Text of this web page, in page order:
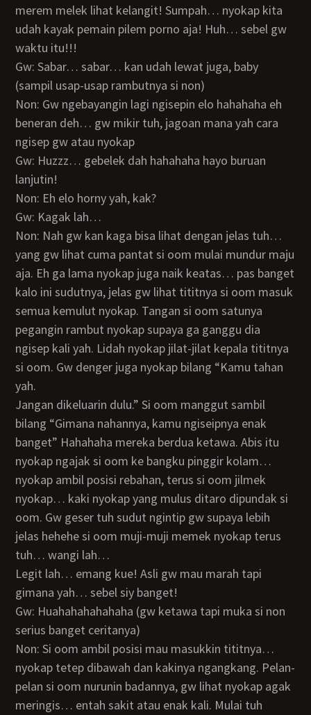
merem melek lihat kelangit! Sumpah… nyokap kita
udah kayak pemain pilem porno aja! Huh… sebel gw
waktu itu!!!
Gw: Sabar… sabar… kan udah lewat juga, baby
(sampil usap-usap rambutnya si non)
Non: Gw ngebayangin lagi ngisepin elo hahahaha eh
beneran deh… gw mikir tuh, jagoan mana yah cara
ngisep gw atau nyokap
Gw: Huzzz… gebelek dah hahahaha hayo buruan
lanjutin!
Non: Eh elo horny yah, kak?
Gw: Kagak lah…
Non: Nah gw kan kaga bisa lihat dengan jelas tuh…
yang gw lihat cuma pantat si oom mulai mundur maju
aja. Eh ga lama nyokap juga naik keatas… pas banget
kalo ini sudutnya, jelas gw lihat tititnya si oom masuk
semua kemulut nyokap. Tangan si oom satunya
pegangin rambut nyokap supaya ga ganggu dia
ngisep kali yah. Lidah nyokap jilat-jilat kepala tititnya
si oom. Gw denger juga nyokap bilang “Kamu tahan
yah.
jangan dikeluarin dulu.” Si oom manggut sambil
bilang “Gimana nahannya, kamu ngiseipnya enak
banget” Hahahaha mereka berdua ketawa. Abis itu
nyokap ngajak si oom ke bangku pinggir kolam…
nyokap ambil posisi rebahan, terus si oom jilmek
nyokap… kaki nyokap yang mulus ditaro dipundak si
oom. Gw geser tuh sudut ngintip gw supaya lebih
jelas hehehe si oom muji-muji memek nyokap terus
tuh… wangi lah…
legit lah… emang kue! Asli gw mau marah tapi
gimana yah… sebel siy banget!
Gw: Huahahahahahaha (gw ketawa tapi muka si non
serius banget ceritanya)
Non: Si oom ambil posisi mau masukkin tititnya…
nyokap tetep dibawah dan kakinya ngangkang. Pelan-
pelan si oom nurunin badannya, gw lihat nyokap agak
meringis… entah sakit atau enak kali. Mulai tuh